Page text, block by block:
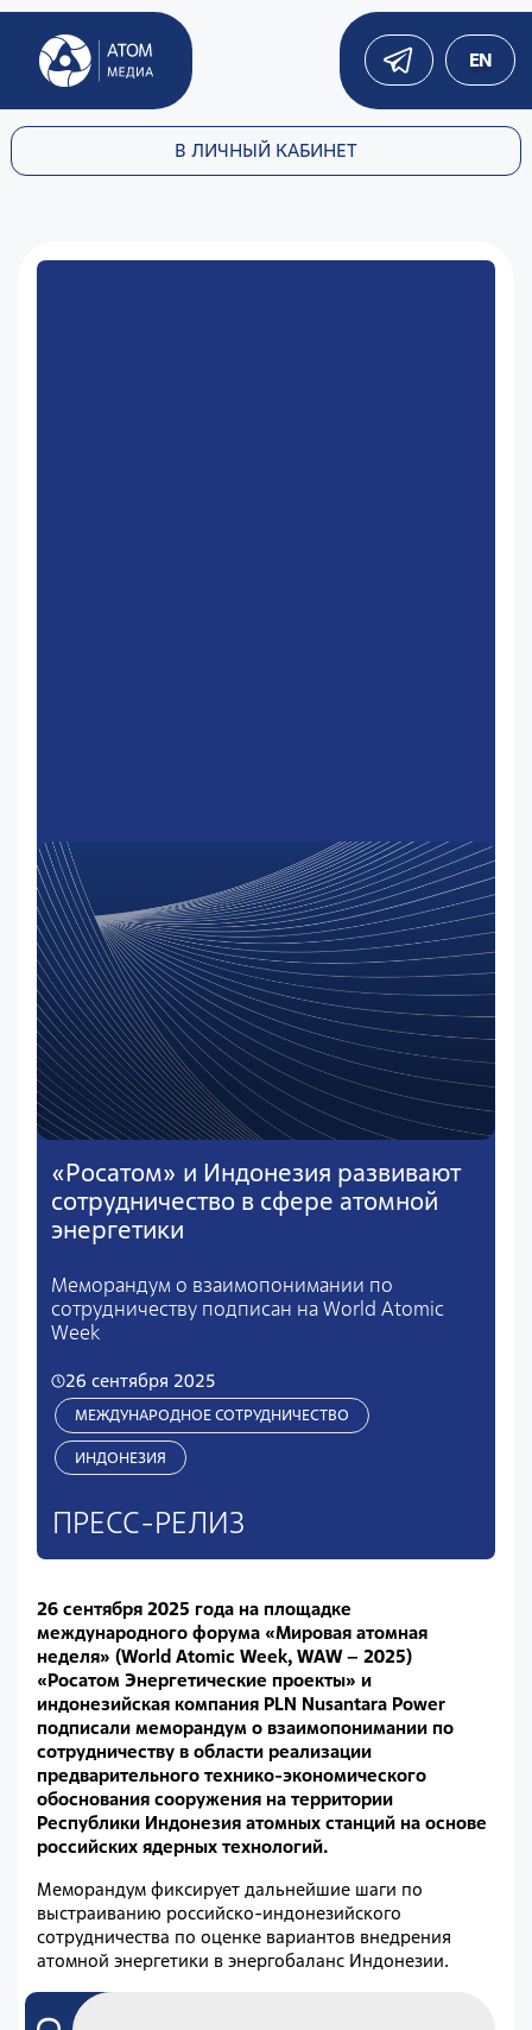
EN
В ЛИЧНЫЙ КАБИНЕТ
«Росатом» и Индонезия развивают
сотрудничество в сфере атомной
энергетики
Меморандум о взаимопонимании по
сотрудничеству подписан на World Atomic
Week
26 сентября 2025
МЕЖДУНАРОДНОЕ СОТРУДНИЧЕСТВО
ИНДОНЕЗИЯ
ПРЕСС-РЕЛИЗ
26 сентября 2025 года на площадке
международного форума «Мировая атомная
неделя» (World Atomic Week, WAW – 2025)
«Росатом Энергетические проекты» и
индонезийская компания PLN Nusantara Power
подписали меморандум о взаимопонимании по
сотрудничеству в области реализации
предварительного технико-экономического
обоснования сооружения на территории
Республики Индонезия атомных станций на основе
российских ядерных технологий.
Меморандум фиксирует дальнейшие шаги по
выстраиванию российско-индонезийского
сотрудничества по оценке вариантов внедрения
атомной энергетики в энергобаланс Индонезии.